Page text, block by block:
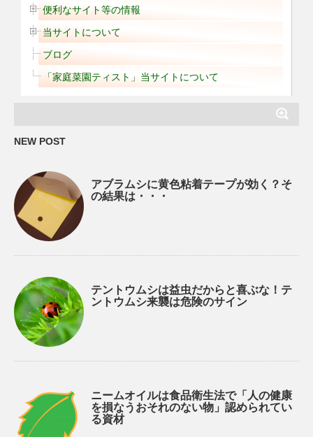
便利なサイト等の情報
当サイトについて
ブログ
「家庭菜園ティスト」当サイトについて
NEW POST
アブラムシに黄色粘着テープが効く？そ
の結果は・・・
テントウムシは益虫だからと喜ぶな！テ
ントウムシ来襲は危険のサイン
ニームオイルは食品衛生法で「人の健康
を損なうおそれのない物」認められてい
る資材